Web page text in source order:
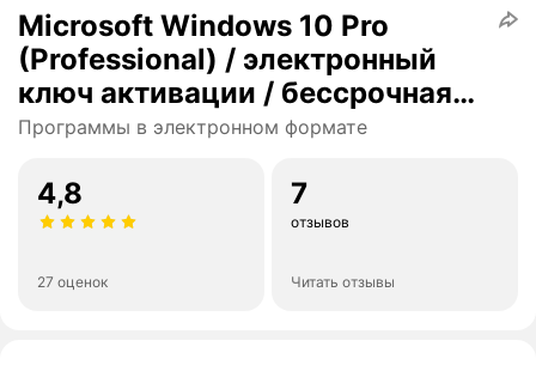
Microsoft Windows 10 Pro
(Professional) / электронный
ключ активации / бессрочная
лицензия / Reatail
Программы в электронном формате
4,8
27 оценок
7
отзывов
Читать отзывы